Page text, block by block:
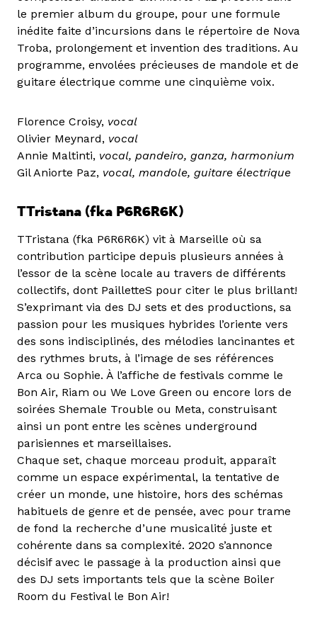
le premier album du groupe, pour une formule
inédite faite d’incursions dans le répertoire de Nova
Troba, prolongement et invention des traditions. Au
programme, envolées précieuses de mandole et de
guitare électrique comme une cinquième voix.
Florence Croisy, vocal
Olivier Meynard, vocal
Annie Maltinti, vocal, pandeiro, ganza, harmonium
Gil Aniorte Paz, vocal, mandole, guitare électrique
TTristana (fka P6R6R6K)
TTristana (fka P6R6R6K) vit à Marseille où sa
contribution participe depuis plusieurs années à
l’essor de la scène locale au travers de différents
collectifs, dont PailletteS pour citer le plus brillant!
S’exprimant via des DJ sets et des productions, sa
passion pour les musiques hybrides l’oriente vers
des sons indisciplinés, des mélodies lancinantes et
des rythmes bruts, à l’image de ses références
Arca ou Sophie. À l’affiche de festivals comme le
Bon Air, Riam ou We Love Green ou encore lors de
soirées Shemale Trouble ou Meta, construisant
ainsi un pont entre les scènes underground
parisiennes et marseillaises.
Chaque set, chaque morceau produit, apparaît
comme un espace expérimental, la tentative de
créer un monde, une histoire, hors des schémas
habituels de genre et de pensée, avec pour trame
de fond la recherche d’une musicalité juste et
cohérente dans sa complexité. 2020 s’annonce
décisif avec le passage à la production ainsi que
des DJ sets importants tels que la scène Boiler
Room du Festival le Bon Air!